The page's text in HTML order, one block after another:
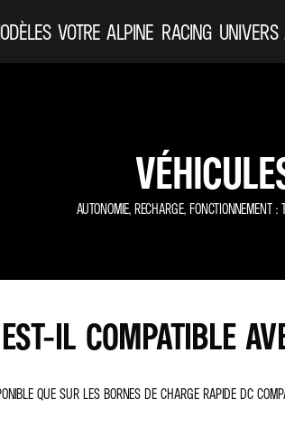
VOTRE ALPINE RACING
AUTONOMIE, RECHARGE, FONCTIONNEMENT
IL COMPATIBLE
QUE SUR LES BORNES DE CHARGE RAPIDE DC